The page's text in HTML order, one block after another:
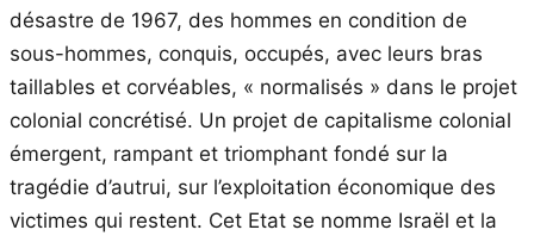
désastre de 1967, des hommes en condition de
sous-hommes, conquis, occupés, avec leurs bras
taillables et corvéables, « normalisés » dans le projet
colonial concrétisé. Un projet de capitalisme colonial
émergent, rampant et triomphant fondé sur la
tragédie d’autrui, sur l’exploitation économique des
victimes qui restent. Cet Etat se nomme Israël et la